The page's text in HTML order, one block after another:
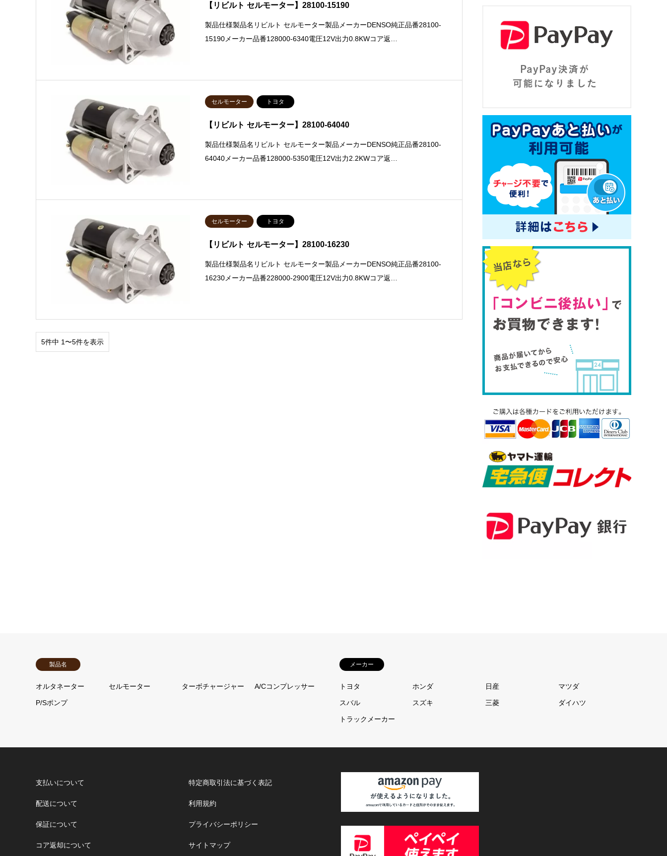
【リビルト セルモーター】28100-15190
製品仕様製品名リビルト セルモーター製品メーカーDENSO純正品番28100-
15190メーカー品番128000-6340電圧12V出力0.8KWコア返…
セルモーター トヨタ
【リビルト セルモーター】28100-64040
製品仕様製品名リビルト セルモーター製品メーカーDENSO純正品番28100-
64040メーカー品番128000-5350電圧12V出力2.2KWコア返…
セルモーター トヨタ
【リビルト セルモーター】28100-16230
製品仕様製品名リビルト セルモーター製品メーカーDENSO純正品番28100-
16230メーカー品番228000-2900電圧12V出力0.8KWコア返…
5件中 1〜5件を表示
製品名
オルタネーター セルモーター ターボチャージャー A/Cコンプレッサー
P/Sポンプ
メーカー
トヨタ ホンダ 日産 マツダ
スバル スズキ 三菱 ダイハツ
トラックメーカー
支払いについて
配送について
保証について
コア返却について
特定商取引法に基づく表記
利用規約
プライバシーポリシー
サイトマップ